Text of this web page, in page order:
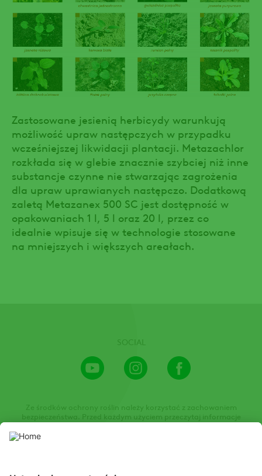
Zastosowane jesienią herbicydy warunkują
możliwość upraw następczych w przypadku
wcześniejszej likwidacji plantacji. Metazachlor
rozkłada się w glebie znacznie szybciej niż inne
substancje czynne nie stwarzając zagrożenia
dla upraw uprawianych następczo. Dodatkową
zaletą Metazanex 500 SC jest dostępność w
opakowaniach 1 l, 5 l oraz 20 l, przez co
idealnie wpisuje się w technologie stosowane
na mniejszych i większych areałach.
SOCIAL
Youtube
Channel
Instagram
Ze środków ochrony roślin należy korzystać z zachowaniem
bezpieczeństwa. Przed każdym użyciem przeczytaj informacje
zamieszczone w etykiecie i informacje dotyczące produktu. Zwróć
uwagę na zwroty wskazujące rodzaj zagrożenia oraz przestrzegaj
środków bezpieczeństwa zamieszczonych w etykiecie.
dopuszczone do obrotu przez właściwe lokalne organy